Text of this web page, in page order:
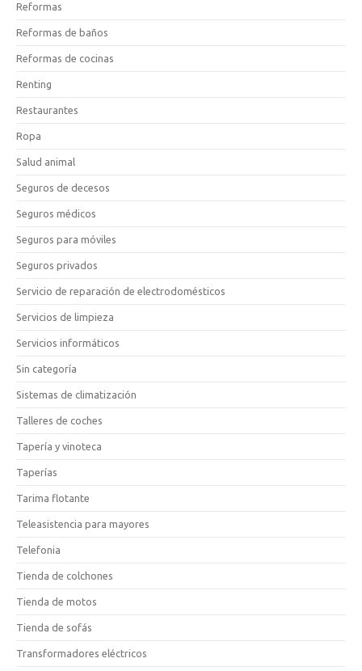
Reformas
Reformas de baños
Reformas de cocinas
Renting
Restaurantes
Ropa
Salud animal
Seguros de decesos
Seguros médicos
Seguros para móviles
Seguros privados
Servicio de reparación de electrodomésticos
Servicios de limpieza
Servicios informáticos
Sin categoría
Sistemas de climatización
Talleres de coches
Tapería y vinoteca
Taperías
Tarima flotante
Teleasistencia para mayores
Telefonia
Tienda de colchones
Tienda de motos
Tienda de sofás
Transformadores eléctricos